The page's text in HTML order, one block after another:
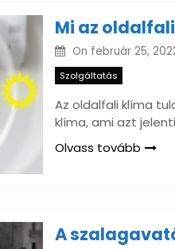
On február 25,
Szolgáltatás
Az oldalfali klíma
klíma, ami azt
Olvass tovább